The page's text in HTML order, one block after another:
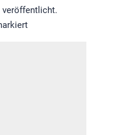
veröffentlicht.